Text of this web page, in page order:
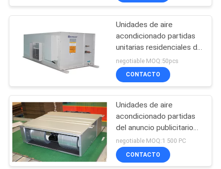
Unidades de aire
acondicionado partidas
unitarias residenciales de
DX 25 kilovatios con el
Volute completamente
hermético
negotiable MOQ:50pcs
CONTACTO
Unidades de aire
acondicionado partidas
del anuncio publicitario
para los edificios de
oficinas 1827×557×297
negotiable MOQ:1 500 PC
CONTACTO